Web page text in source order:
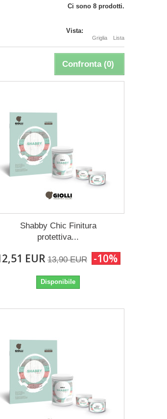
Ci sono 8 prodotti.
Vista:
Griglia Lista
Confronta (0)
Shabby Chic Finitura
protettiva...
EUR 13,90 EUR -10%
Disponibile